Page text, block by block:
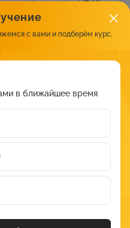
ядер (Intel i7/i9,
AMD Ryzen 7/9).
- ОЗУ: минимум 16
ГБ.
или AMD Radeon.
лучше 4K.
для точных
цветов.
с вами и подберём курс,
в ближайшее время